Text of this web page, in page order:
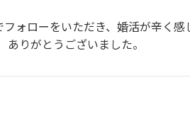
ォローをいただき、婚活が辛く
りがとうございました。